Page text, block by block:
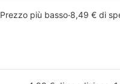
Prezzo più basso·8,49 € di